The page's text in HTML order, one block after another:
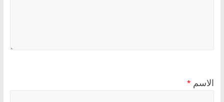
الاسم *